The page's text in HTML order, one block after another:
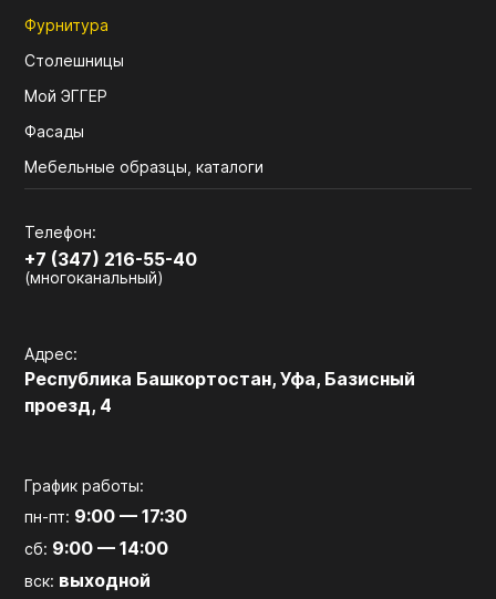
Фурнитура
Столешницы
Мой ЭГГЕР
Фасады
Мебельные образцы, каталоги
Телефон:
+7 (347) 216-55-40
(многоканальный)
Адрес:
Республика Башкортостан, Уфа, Базисный
проезд, 4
График работы:
пн-пт: 9:00 — 17:30
сб: 9:00 — 14:00
вск: выходной